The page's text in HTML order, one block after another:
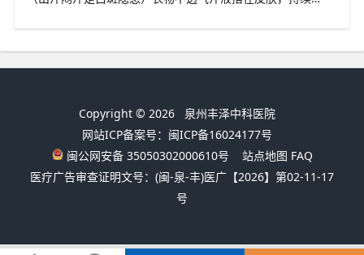
Copyright © 2026 泉州丰泽中科医院
网站ICP备案号：闽ICP备16024177号
闽公网安备 35050302000610号
站点地图 FAQ
医疗广告审查证明文号：(闽-泉-丰)医广【2026】第02-11-17
号